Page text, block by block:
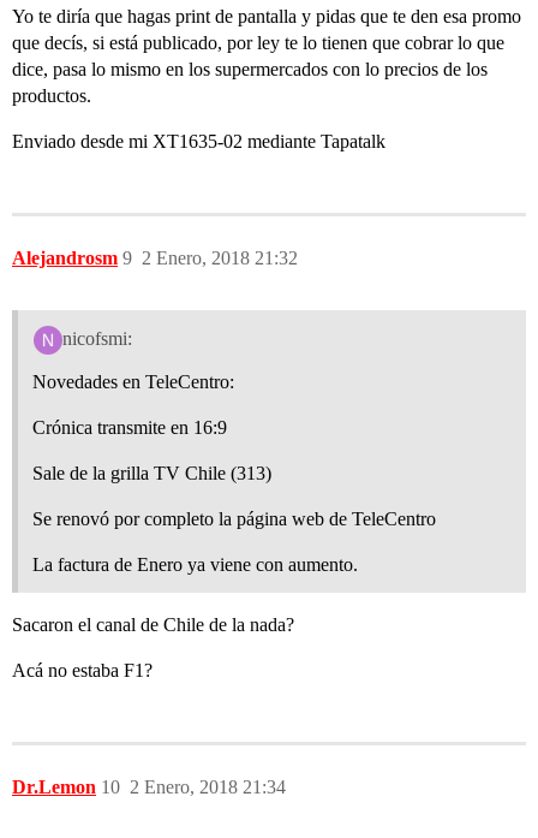
Yo te diría que hagas print de pantalla y pidas que te den esa promo
que decís, si está publicado, por ley te lo tienen que cobrar lo que
dice, pasa lo mismo en los supermercados con lo precios de los
productos.
Enviado desde mi XT1635-02 mediante Tapatalk
Alejandrosm 2 Enero, 2018 21:32
9
nicofsmi:
Novedades en TeleCentro:
Crónica transmite en 16:9
Sale de la grilla TV Chile (313)
Se renovó por completo la página web de TeleCentro
La factura de Enero ya viene con aumento.
Sacaron el canal de Chile de la nada?
Acá no estaba F1?
Dr.Lemon 2 Enero, 2018 21:34
10